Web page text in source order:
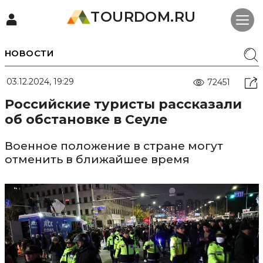
TOURDOM.RU
НОВОСТИ
03.12.2024, 19:29 72451
Российские туристы рассказали
об обстановке в Сеуле
Военное положение в стране могут
отменить в ближайшее время